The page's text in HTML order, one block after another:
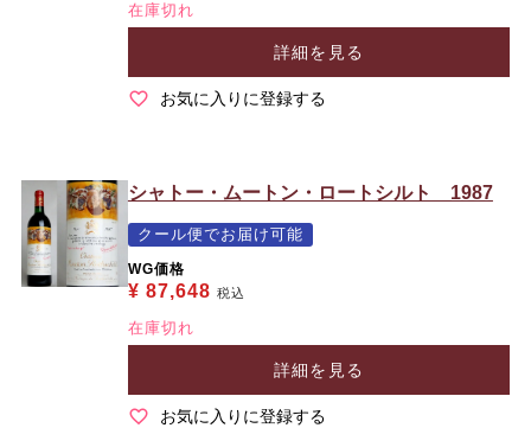
在庫切れ
詳細を見る
お気に入りに登録する
シャトー・ムートン・ロートシルト 1987
クール便でお届け可能
WG価格
¥ 87,648 税込
在庫切れ
詳細を見る
お気に入りに登録する